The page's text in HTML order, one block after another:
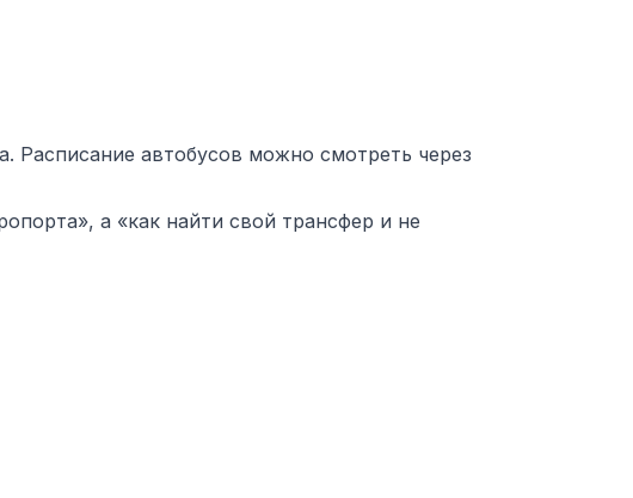
Расписание автобусов можно смотреть через
а «как найти свой трансфер и не